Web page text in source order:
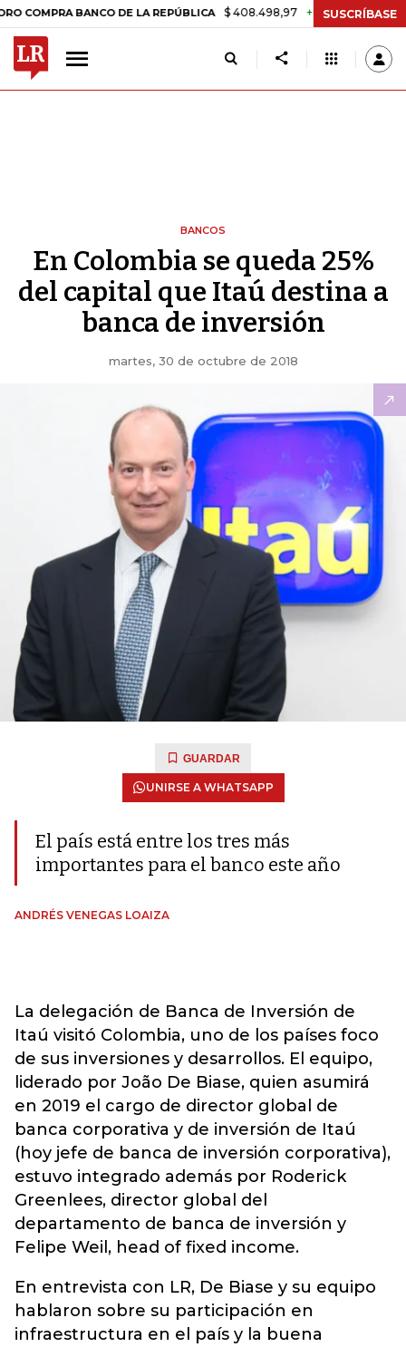
BANCO DE LA REPÚBLICA $ 408.498,97 +$ 8.753,81 +2,19%
SUSCRÍBASE
BANCOS
En Colombia se queda 25%
del capital que Itaú destina a
banca de inversión
martes, 30 de octubre de 2018
GUARDAR
UNIRSE A WHATSAPP
El país está entre los tres más
importantes para el banco este año
ANDRÉS VENEGAS LOAIZA
La delegación de Banca de Inversión de
Itaú visitó Colombia, uno de los países foco
de sus inversiones y desarrollos. El equipo,
liderado por João De Biase, quien asumirá
en 2019 el cargo de director global de
banca corporativa y de inversión de Itaú
(hoy jefe de banca de inversión corporativa),
estuvo integrado además por Roderick
Greenlees, director global del
departamento de banca de inversión y
Felipe Weil, head of fixed income.
En entrevista con LR, De Biase y su equipo
hablaron sobre su participación en
infraestructura en el país y la buena